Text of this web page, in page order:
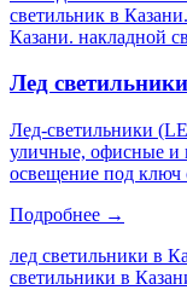
светильник в
Казани. накладной
Лед светильники
Лед-светильники
уличные, офисные
освещение под ключ
Подробнее →
лед светильники в
светильники в